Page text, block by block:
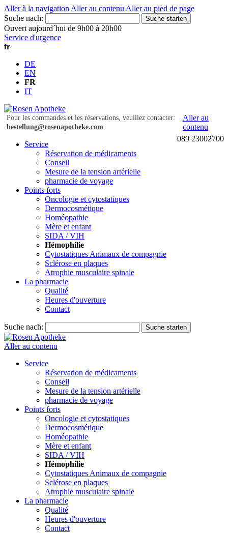
Aller à la navigation Aller au contenu Aller au pied de page
Suche nach:
Suche starten
Ouvert aujourd´hui de 9h00 à 20h00
Service d'urgence
fr
DE
EN
FR
IT
Pour les commandes et les réservations, veuillez contacter:
bestellung@rosenapotheke.com
089 23002700
Aller au
contenu
Service
Réservation de médicaments
Conseil
Mesure de la tension artérielle
pharmacie de voyage
Points forts
Oncologie et cytostatiques
Dermocosmétique
Homéopathie
Mère et enfant
SIDA / VIH
Hémophilie
Cytostatiques Animaux de compagnie
Sclérose en plaques
Atrophie musculaire spinale
La pharmacie
Qualité
Heures d'ouverture
Contact
Suche nach: Suche starten
Aller au contenu
Service
Réservation de médicaments
Conseil
Mesure de la tension artérielle
pharmacie de voyage
Points forts
Oncologie et cytostatiques
Dermocosmétique
Homéopathie
Mère et enfant
SIDA / VIH
Hémophilie
Cytostatiques Animaux de compagnie
Sclérose en plaques
Atrophie musculaire spinale
La pharmacie
Qualité
Heures d'ouverture
Contact